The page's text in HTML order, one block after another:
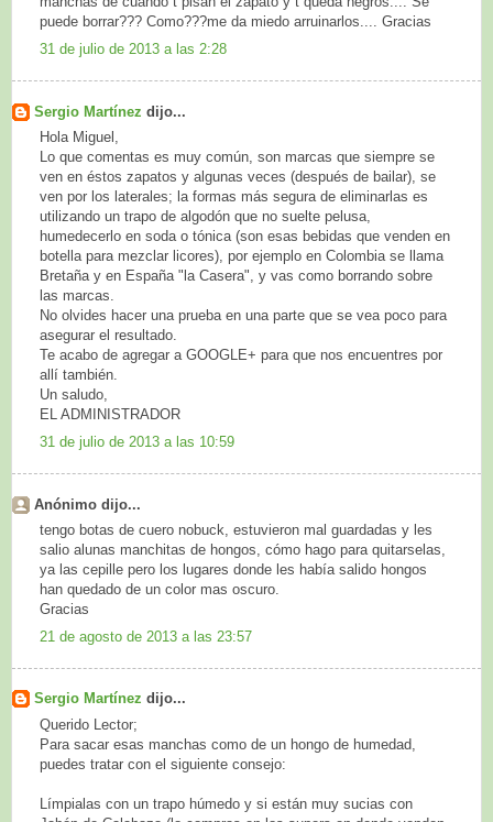
puede borrar??? Como???me da miedo arruinarlos.... Gracias
31 de julio de 2013 a las 2:28
Sergio Martínez dijo...
Hola Miguel,
Lo que comentas es muy común, son marcas que siempre se
ven en éstos zapatos y algunas veces (después de bailar), se
ven por los laterales; la formas más segura de eliminarlas es
utilizando un trapo de algodón que no suelte pelusa,
humedecerlo en soda o tónica (son esas bebidas que venden en
botella para mezclar licores), por ejemplo en Colombia se llama
Bretaña y en España "la Casera", y vas como borrando sobre
las marcas.
No olvides hacer una prueba en una parte que se vea poco para
asegurar el resultado.
Te acabo de agregar a GOOGLE+ para que nos encuentres por
allí también.
Un saludo,
EL ADMINISTRADOR
31 de julio de 2013 a las 10:59
Anónimo dijo...
tengo botas de cuero nobuck, estuvieron mal guardadas y les
salio alunas manchitas de hongos, cómo hago para quitarselas,
ya las cepille pero los lugares donde les había salido hongos
han quedado de un color mas oscuro.
Gracias
21 de agosto de 2013 a las 23:57
Sergio Martínez dijo...
Querido Lector;
Para sacar esas manchas como de un hongo de humedad,
puedes tratar con el siguiente consejo:
Límpialas con un trapo húmedo y si están muy sucias con